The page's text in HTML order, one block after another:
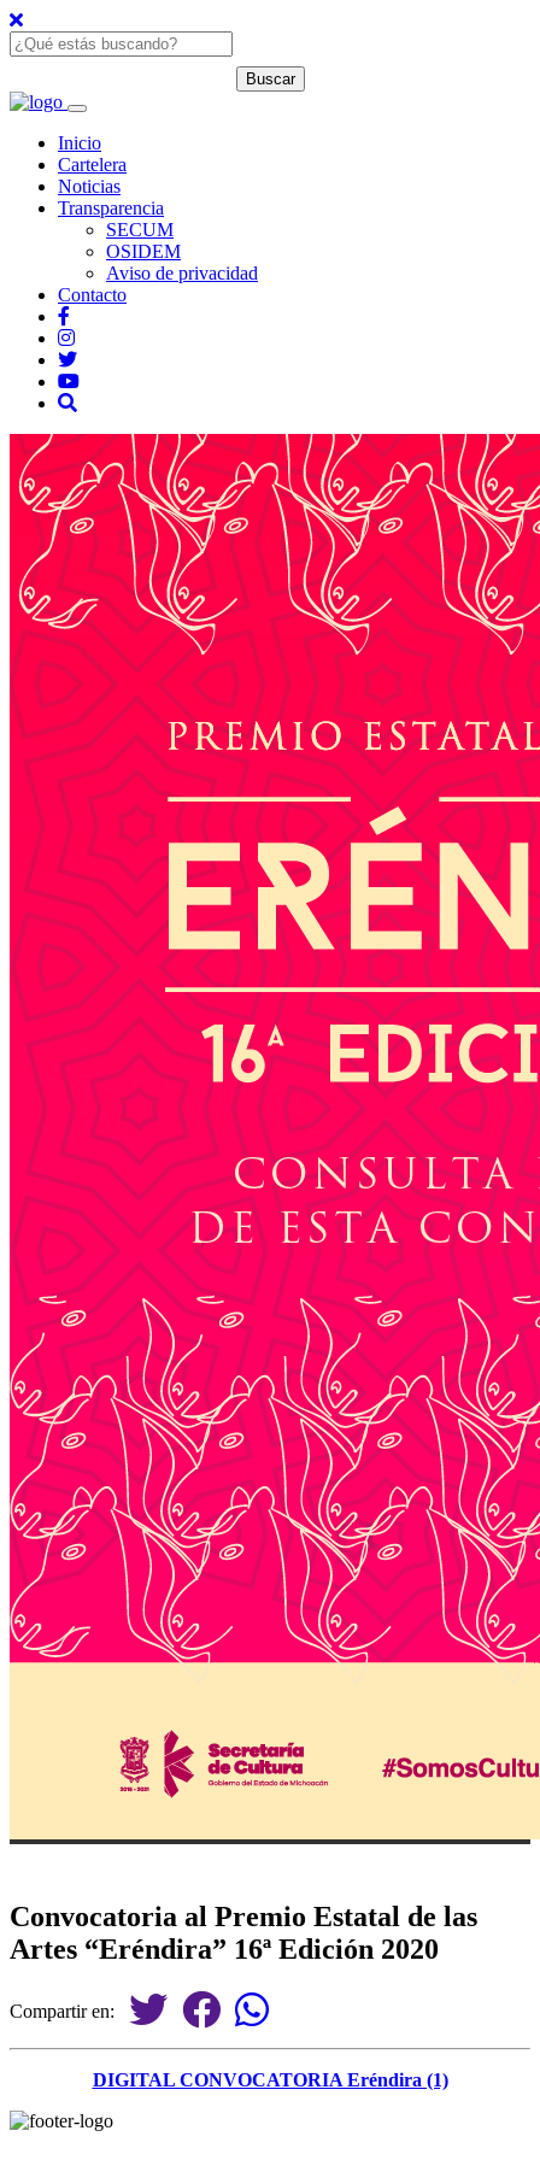
Inicio
Cartelera
Noticias
Transparencia
SECUM
OSIDEM
Aviso de privacidad
Contacto
Convocatoria al Premio Estatal de las
Artes “Eréndira” 16ª Edición 2020
Compartir en:
DIGITAL CONVOCATORIA Eréndira (1)